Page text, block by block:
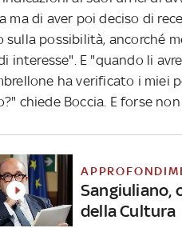
ma di aver poi deciso di
sulla possibilità, ancorché
interesse". E "quando li
ha verificato i miei
chiede Boccia. E forse non
Sangiuliano,
della Cultura